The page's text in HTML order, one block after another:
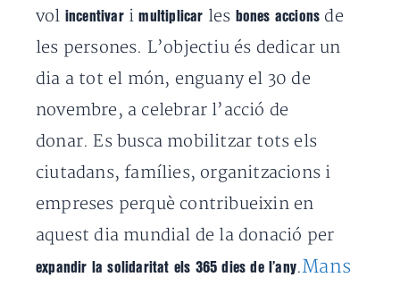
vol incentivar imultiplicar les bones accions de
les persones. L’objectiu és dedicar un
dia a tot el món, enguany el 30 de
novembre, a celebrar l’acció de
donar. Es busca mobilitzar tots els
ciutadans, famílies, organitzacions i
empreses perquè contribueixin en
aquest dia mundial de la donació per
expandir la solidaritat els 365 dies de l’any.Mans